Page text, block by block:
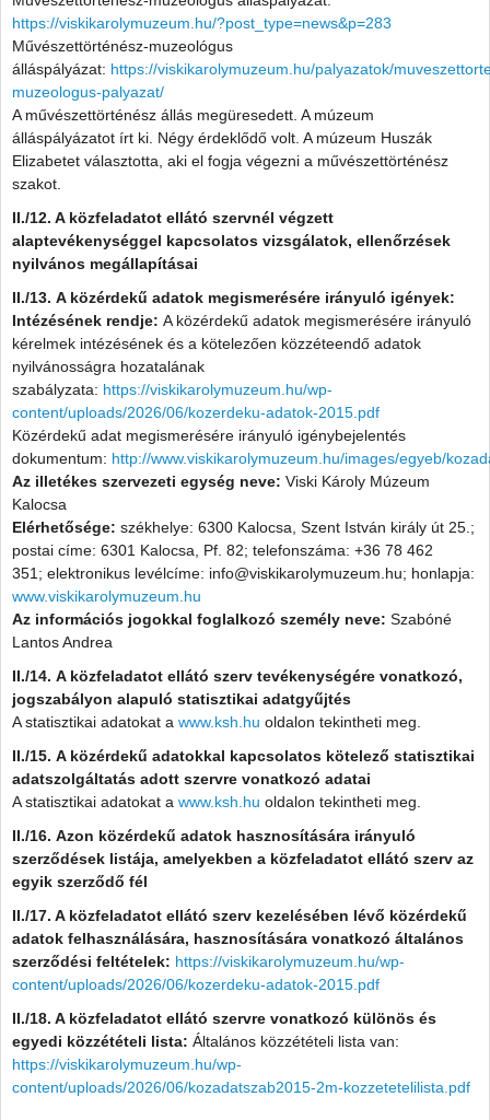
https://viskikarolymuzeum.hu/?post_type=news&p=283
Művészettörténész-muzeológus
álláspályázat: https://viskikarolymuzeum.hu/palyazatok/
muzeologus-palyazat/
A művészettörténész állás megüresedett. A múzeum
álláspályázatot írt ki. Négy érdeklődő volt. A múzeum Huszák
Elizabetet választotta, aki el fogja végezni a művészettörténész
szakot.
II./12. A közfeladatot ellátó szervnél végzett
alaptevékenységgel kapcsolatos vizsgálatok, ellenőrzések
nyilvános megállapításai
II./13. A közérdekű adatok megismerésére irányuló igények:
Intézésének rendje: A közérdekű adatok megismerésére irányuló
kérelmek intézésének és a kötelezően közzéteendő adatok
nyilvánosságra hozatalának
szabályzata: https://viskikarolymuzeum.hu/wp-
content/uploads/2026/06/kozerdeku-adatok-2015.pdf
Közérdekű adat megismerésére irányuló igénybejelentés
dokumentum: http://www.viskikarolymuzeum.hu/images/egyeb/
Az illetékes szervezeti egység neve: Viski Károly Múzeum
Kalocsa
Elérhetősége: székhelye: 6300 Kalocsa, Szent István király út 25.;
postai címe: 6301 Kalocsa, Pf. 82; telefonszáma: +36 78 462
351; elektronikus levélcíme: info@viskikarolymuzeum.hu; honlapja:
www.viskikarolymuzeum.hu
Az információs jogokkal foglalkozó személy neve: Szabóné
Lantos Andrea
II./14. A közfeladatot ellátó szerv tevékenységére vonatkozó,
jogszabályon alapuló statisztikai adatgyűjtés
A statisztikai adatokat a www.ksh.hu oldalon tekintheti meg.
II./15. A közérdekű adatokkal kapcsolatos kötelező statisztikai
adatszolgáltatás adott szervre vonatkozó adatai
A statisztikai adatokat a www.ksh.hu oldalon tekintheti meg.
II./16. Azon közérdekű adatok hasznosítására irányuló
szerződések listája, amelyekben a közfeladatot ellátó szerv az
egyik szerződő fél
II./17. A közfeladatot ellátó szerv kezelésében lévő közérdekű
adatok felhasználására, hasznosítására vonatkozó általános
szerződési feltételek: https://viskikarolymuzeum.hu/wp-
content/uploads/2026/06/kozerdeku-adatok-2015.pdf
II./18. A közfeladatot ellátó szervre vonatkozó különös és
egyedi közzétételi lista: Általános közzétételi lista van:
https://viskikarolymuzeum.hu/wp-
content/uploads/2026/06/kozadatszab2015-2m-kozzetetelilista.pdf